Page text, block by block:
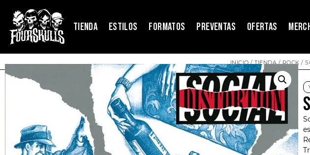
TIENDA ESTILOS FORMATOS PREVENTAS OFERTAS
INICIO/TIENDA/ROCK /